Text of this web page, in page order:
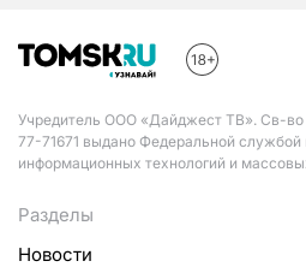
Учредитель ООО «Дайджест ТВ». Св-
77-71671 выдано Федеральной службой
информационных технологий и
Разделы
Новости